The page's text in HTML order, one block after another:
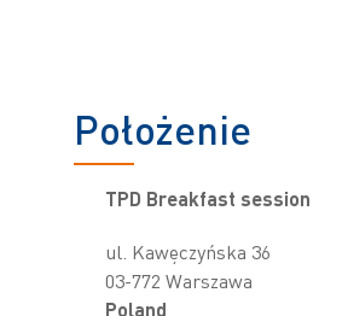
Położenie
TPD Breakfast session
ul. Kawęczyńska 36
03-772 Warszawa
Poland